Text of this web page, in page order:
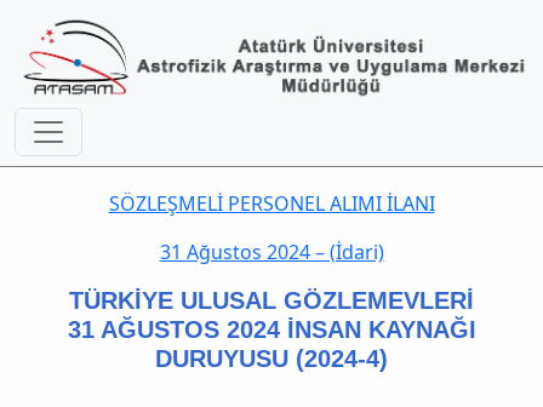
SÖZLEŞMELİ PERSONEL ALIMI İLANI
31 Ağustos 2024 – (İdari)
TÜRKİYE ULUSAL GÖZLEMEVLERİ
31 AĞUSTOS 2024 İNSAN KAYNAĞI
DURUYUSU (2024-4)